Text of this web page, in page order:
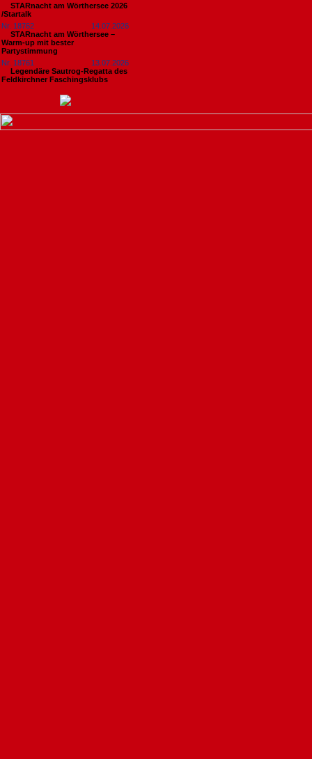
STARnacht am Wörthersee 2026
/Startalk
Nr. 18762
14.07.2026
STARnacht am Wörthersee –
Warm-up mit bester
Partystimmung
Nr. 18761
13.07.2026
Legendäre Sautrog-Regatta des
Feldkirchner Faschingsklubs